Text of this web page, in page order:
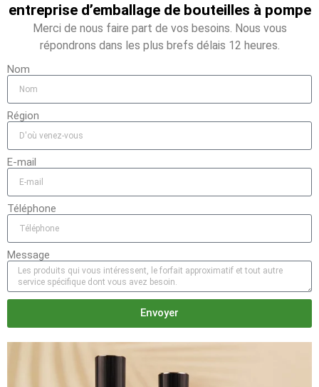
entreprise d’emballage de bouteilles à pompe
Merci de nous faire part de vos besoins. Nous vous
répondrons dans les plus brefs délais 12 heures.
Nom
Région
E-mail
Téléphone
Message
Envoyer